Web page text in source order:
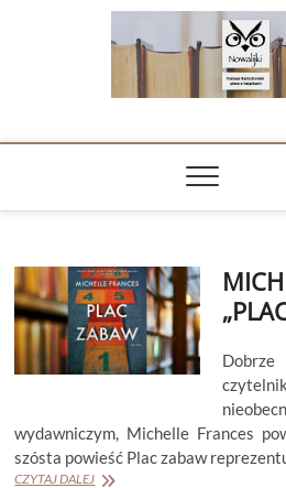
wydawniczym, Michelle Frances
szósta powieść Plac zabaw
CZYTAJ DALEJMICHELLE